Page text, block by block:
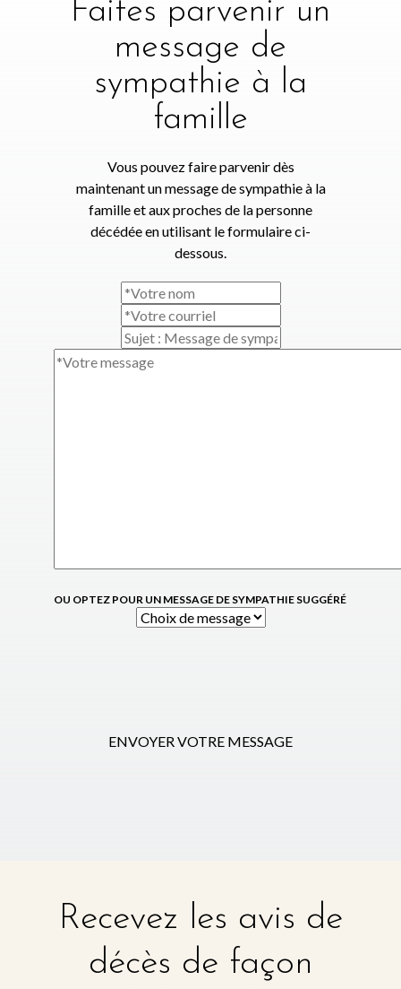
Faites parvenir un
message de
sympathie à la
famille
Vous pouvez faire parvenir dès
maintenant un message de sympathie à la
famille et aux proches de la personne
décédée en utilisant le formulaire ci-
dessous.
OU OPTEZ POUR UN MESSAGE DE SYMPATHIE SUGGÉRÉ
ENVOYER VOTRE MESSAGE
Recevez les avis de
décès de façon